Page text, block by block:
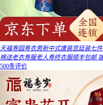
天福寿园寿衣男新中式唐装宫廷装七
棉送老衣寿服老人寿终衣服顺丰包邮
500条评价